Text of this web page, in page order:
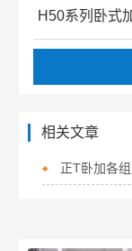
H50系列卧式
相关文章
正T卧加各